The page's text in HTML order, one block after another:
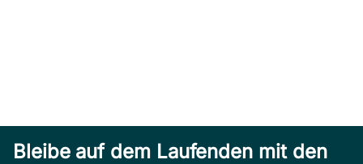
Bleibe auf dem Laufenden mit den